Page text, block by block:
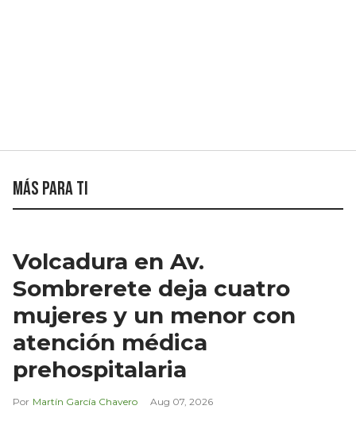
Más para ti
Volcadura en Av.
Sombrerete deja cuatro
mujeres y un menor con
atención médica
prehospitalaria
Martín García Chavero Aug 07, 2026